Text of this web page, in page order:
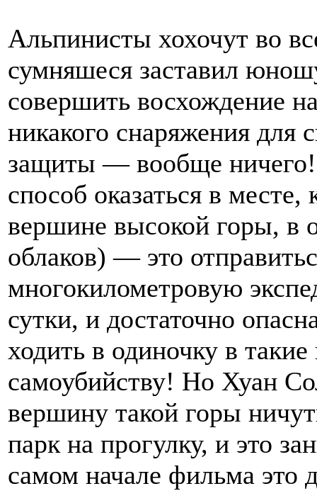
Альпинисты хохочут во
сумняшеся заставил
совершить восхождение
никакого снаряжения для
защиты — вообще
способ оказаться в
вершине высокой горы, в
облаков) — это
многокилометровую
сутки, и достаточно
ходить в одиночку в
самоубийству! Но Хуан
вершину такой горы
парк на прогулку, и это
самом начале фильма это